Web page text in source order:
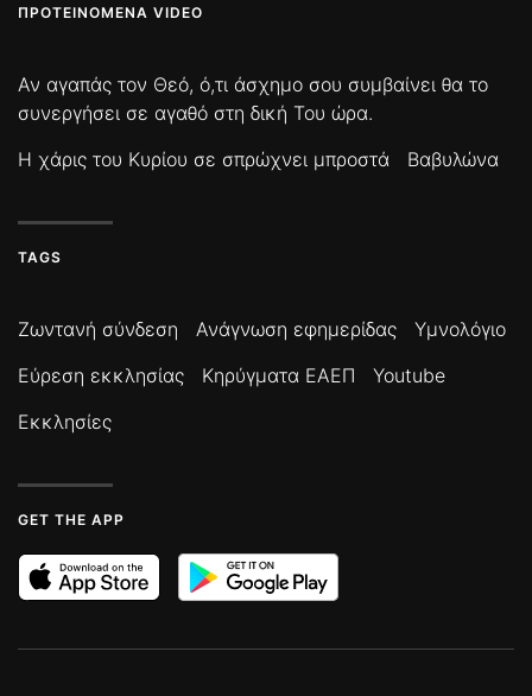
ΠΡΟΤΕΙΝΌΜΕΝΑ VIDEO
Αν αγαπάς τον Θεό, ό,τι άσχημο σου συμβαίνει θα το
συνεργήσει σε αγαθό στη δική Του ώρα.
Η χάρις του Κυρίου σε σπρώχνει μπροστά
Βαβυλώνα
TAGS
Ζωντανή σύνδεση Ανάγνωση εφημερίδας
Υμνολόγιο
Εύρεση εκκλησίας
Κηρύγματα ΕΑΕΠ
Youtube
Εκκλησίες
GET THE APP